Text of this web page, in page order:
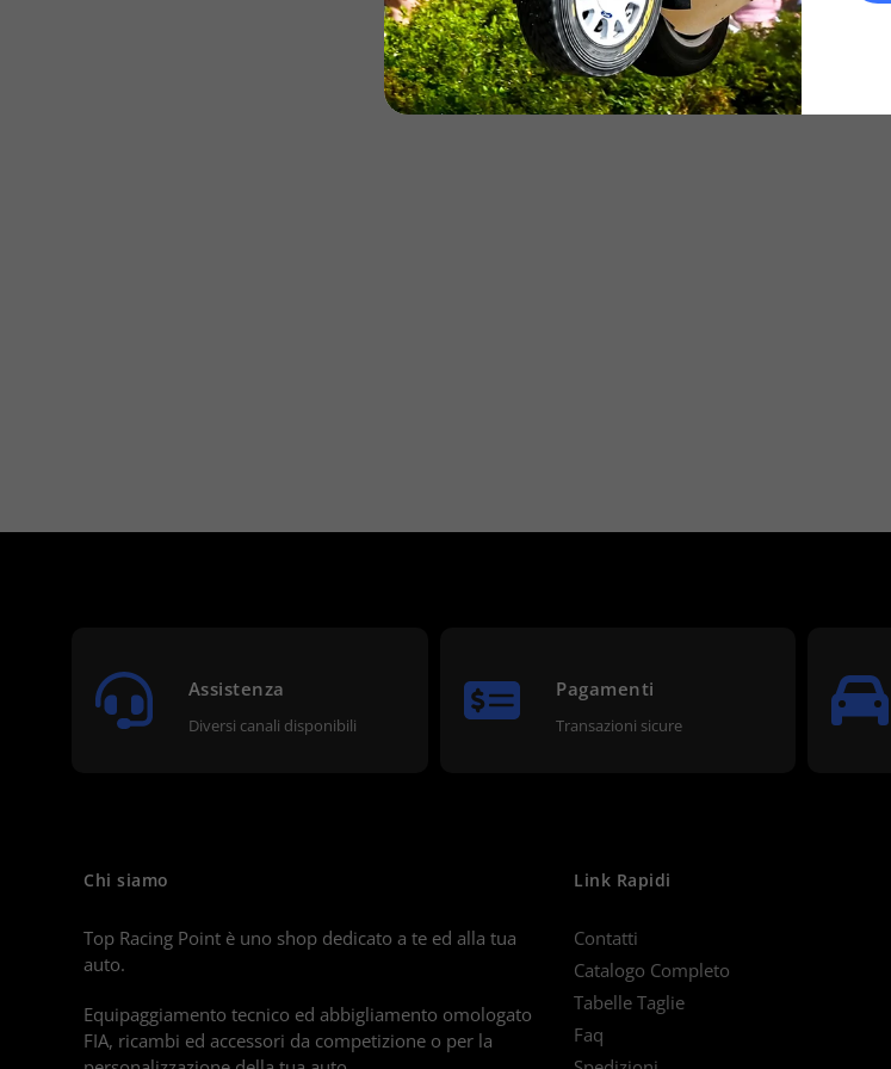
Assistenza
Diversi canali disponibili
Pagamenti
Transazioni sicure
Chi siamo
Top Racing Point è uno shop dedicato a te ed alla tua
auto.
Equipaggiamento tecnico ed abbigliamento omologato
FIA, ricambi ed accessori da competizione o per la
Link Rapidi
Contatti
Catalogo Completo
Tabelle Taglie
Faq